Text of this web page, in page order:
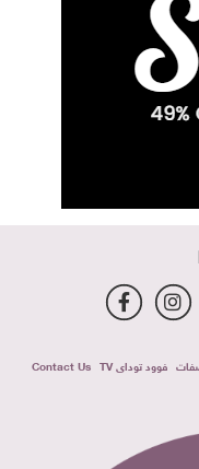
فوود توداى TV
Contact Us